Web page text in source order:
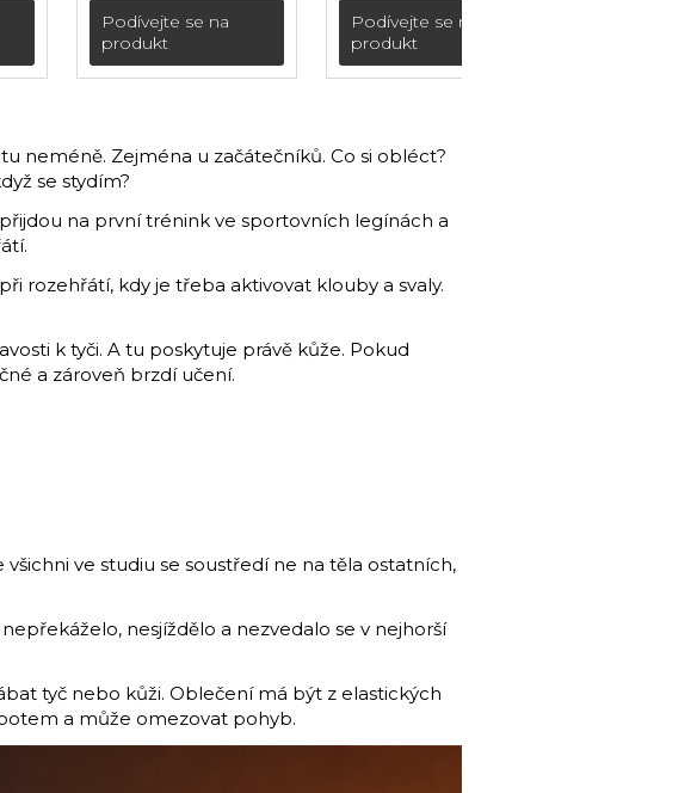
né sandály
(podpatek 20 cm)
Podívejte se na
produkt
18 cm)
Podívejte se na
produkt
neméně. Zejména u začátečníků. Co si obléct?
se stydím?
na první trénink ve sportovních legínách a
rozehřátí, kdy je třeba aktivovat klouby a svaly.
k tyči. A tu poskytuje právě kůže. Pokud
a zároveň brzdí učení.
ve studiu se soustředí ne na těla ostatních,
nesjíždělo a nezvedalo se v nejhorší
tyč nebo kůži. Oblečení má být z elastických
a může omezovat pohyb.